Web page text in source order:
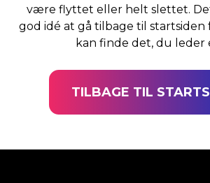
være flyttet eller helt slettet.
god idé at gå tilbage til startsiden
kan finde det, du leder
TILBAGE TIL